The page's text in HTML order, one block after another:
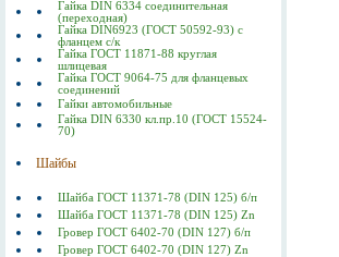
Гайка DIN 6334 соединительная
(переходная)
Гайка DIN6923 (ГОСТ 50592-93) с
фланцем с/к
Гайка ГОСТ 11871-88 круглая
шлицевая
Гайка ГОСТ 9064-75 для фланцевых
соединений
Гайки автомобильные
Гайка DIN 6330 кл.пр.10 (ГОСТ 15524-
70)
Шайбы
Шайба ГОСТ 11371-78 (DIN 125) б/п
Шайба ГОСТ 11371-78 (DIN 125) Zn
Гровер ГОСТ 6402-70 (DIN 127) б/п
Гровер ГОСТ 6402-70 (DIN 127) Zn